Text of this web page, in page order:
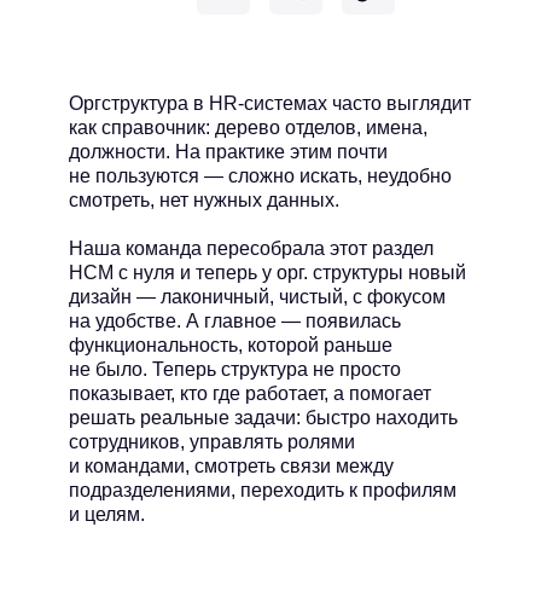
hello@skillaz.ru
Оргструктура в HR-системах часто выглядит
как справочник: дерево отделов, имена,
должности. На практике этим почти
не пользуются — сложно искать, неудобно
смотреть, нет нужных данных.
Наша команда пересобрала этот раздел
HCM с нуля и теперь у орг. структуры новый
дизайн — лаконичный, чистый, с фокусом
на удобстве. А главное — появилась
функциональность, которой раньше
не было. Теперь структура не просто
показывает, кто где работает, а помогает
решать реальные задачи: быстро находить
сотрудников, управлять ролями
и командами, смотреть связи между
подразделениями, переходить к профилям
и целям.